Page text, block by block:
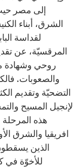
إلى مصر
الشرق، أبناء
لقداسة
المرقسيّة، عن
روحي وشهادة
والصعوبات.
التضحيّة وتقديم
لإنجيل المسيح
هذه
افريقيا والشرق
الذين
للأخوّة في